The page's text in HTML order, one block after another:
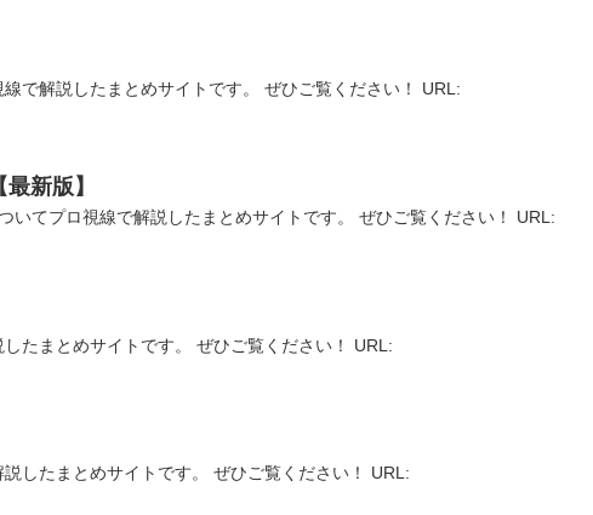
で解説したまとめサイトです。 ぜひご覧ください！ URL:
新版】
いてプロ視線で解説したまとめサイトです。 ぜひご覧ください！ URL:
たまとめサイトです。 ぜひご覧ください！ URL:
したまとめサイトです。 ぜひご覧ください！ URL: